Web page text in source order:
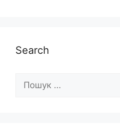
Search